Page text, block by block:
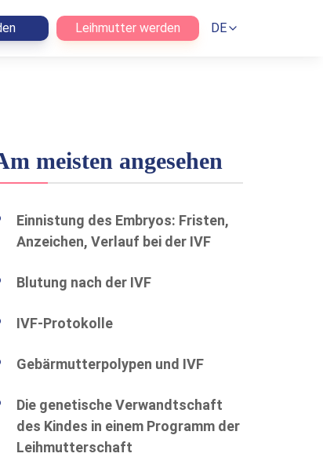
Leihmutter werden DE
meisten angesehen
Einnistung des Embryos: Fristen,
Anzeichen, Verlauf bei der IVF
Blutung nach der IVF
IVF-Protokolle
Gebärmutterpolypen und IVF
Die genetische Verwandtschaft
des Kindes in einem Programm der
Leihmutterschaft